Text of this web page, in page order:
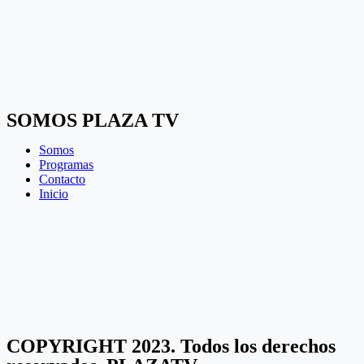
SOMOS PLAZA TV
Somos
Programas
Contacto
Inicio
COPYRIGHT 2023. Todos los derechos